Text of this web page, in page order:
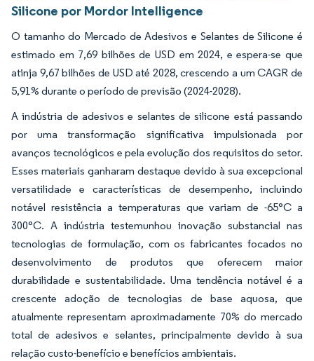
Silicone por Mordor Intelligence
O tamanho do Mercado de Adesivos e Selantes de Silicone é
estimado em 7,69 bilhões de USD em 2024, e espera-se que
atinja 9,67 bilhões de USD até 2028, crescendo a um CAGR de
5,91% durante o período de previsão (2024-2028).
A indústria de adesivos e selantes de silicone está passando
por uma transformação significativa impulsionada por
avanços tecnológicos e pela evolução dos requisitos do setor.
Esses materiais ganharam destaque devido à sua excepcional
versatilidade e características de desempenho, incluindo
notável resistência a temperaturas que variam de -65°C a
300°C. A indústria testemunhou inovação substancial nas
tecnologias de formulação, com os fabricantes focados no
desenvolvimento de produtos que oferecem maior
durabilidade e sustentabilidade. Uma tendência notável é a
crescente adoção de tecnologias de base aquosa, que
atualmente representam aproximadamente 70% do mercado
total de adesivos e selantes, principalmente devido à sua
relação custo-benefício e benefícios ambientais.